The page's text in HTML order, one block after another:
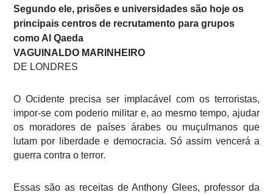
Segundo ele, prisões e universidades são hoje os
principais centros de recrutamento para grupos
como Al Qaeda
VAGUINALDO MARINHEIRO
DE LONDRES
O Ocidente precisa ser implacável com os terroristas,
impor-se com poderio militar e, ao mesmo tempo, ajudar
os moradores de países árabes ou muçulmanos que
lutam por liberdade e democracia. Só assim vencerá a
guerra contra o terror.
Essas são as receitas de Anthony Glees, professor da